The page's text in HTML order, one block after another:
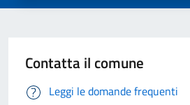
Contatta il comune
Leggi le domande frequenti